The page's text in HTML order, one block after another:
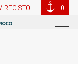
REGISTO 0